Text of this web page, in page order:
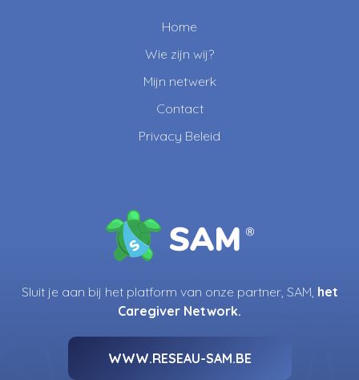
Home
Wie zijn wij?
Mijn netwerk
Contact
Privacy Beleid
Sluit je aan bij het platform van onze partner, SAM, het
Caregiver Network.
WWW.RESEAU-SAM.BE